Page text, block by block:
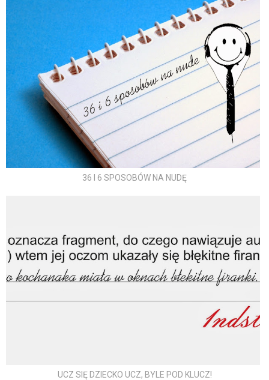
36 I 6 SPOSOBÓW NA NUDĘ
UCZ SIĘ DZIECKO UCZ, BYLE POD KLUCZ!